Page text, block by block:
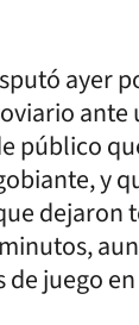
ayer
ante
público
y
dejaron
de juego